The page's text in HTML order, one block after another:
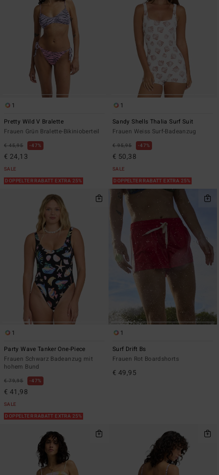
1
Pretty Wild V Bralette
Frauen Grün Bralette-Bikinioberteil
€ 45,95 47%
€ 24,13
SALE
DOPPELTER RABATT EXTRA 25%
1
Sandy Shells Thalia Surf Suit
Frauen Weiss Surf-Badeanzug
€ 95,95 47%
€ 50,38
SALE
DOPPELTER RABATT EXTRA 25%
1
Party Wave Tanker One-Piece
Frauen Schwarz Badeanzug mit
hohem Bund
€ 79,95 47%
€ 41,98
SALE
DOPPELTER RABATT EXTRA 25%
1
Surf Drift Bs
Frauen Rot Boardshorts
€ 49,95